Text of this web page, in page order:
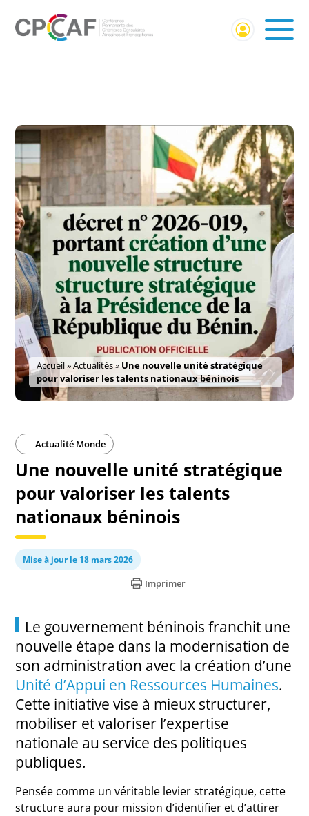
Accueil»Actualités» Une nouvelle unité stratégique
pour valoriser les talents nationaux béninois
Actualité Monde
Une nouvelle unité stratégique
pour valoriser les talents
nationaux béninois
Mise à jour le 18 mars 2026
Imprimer
Le gouvernement béninois franchit une
nouvelle étape dans la modernisation de
son administration avec la création d’une
Unité d’Appui en Ressources Humaines.
Cette initiative vise à mieux structurer,
mobiliser et valoriser l’expertise
nationale au service des politiques
publiques.
Pensée comme un véritable levier stratégique, cette
structure aura pour mission d’identifier et d’attirer